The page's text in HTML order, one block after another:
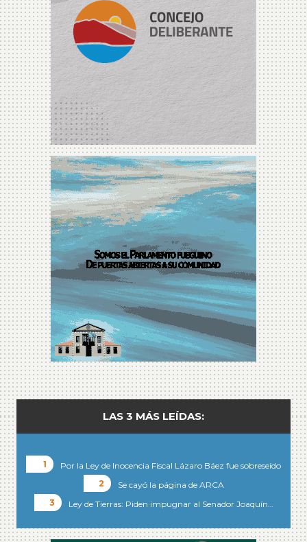
LAS 3 MÁS LEÍDAS:
Por la Ley de Inocencia Fiscal Lázaro Báez fue sobreseído
Se cayó la página de ARCA
Ley de Tierras: Piden impugnar al Senador Joaquín…